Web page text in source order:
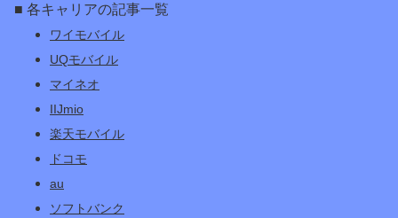
■ 各キャリアの記事一覧
ワイモバイル
UQモバイル
マイネオ
IIJmio
楽天モバイル
ドコモ
au
ソフトバンク